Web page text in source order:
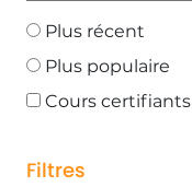
Plus récent
Plus populaire
Cours certifiants
Filtres